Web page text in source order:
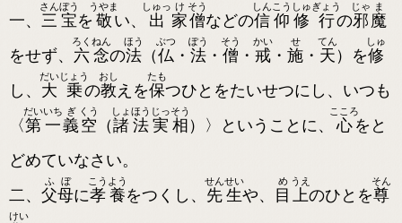
一、 三
さん
宝
ぼう
を 敬
うやま
い、 出
しゅっ
家
け
僧
そう
などの信
しん
仰
こう
修
しゅ
行
ぎょう
の邪
じゃ
魔
ま
をせず、 六
ろく
念
ねん
の法
ほう
（仏
ぶつ
・ 法
ぽう
・ 僧
そう
・ 戒
かい
・ 施
せ
・ 天
てん
）を修
しゅ
し、 大
だい
乗
じょう
の教
おし
えを保
たも
つひとをたいせつにし、いつも
〈第
だい
一
いち
義
ぎ
空
くう
（諸
しょ
法
ほう
実
じっ
相
そう
）〉ということに、 心
こころ
をと
どめていなさい。
二、 父
ふ
母
ぼ
に孝
こう
養
よう
をつくし、 先
せん
生
せい
や、 目
め
上
うえ
のひとを尊
そん
けい